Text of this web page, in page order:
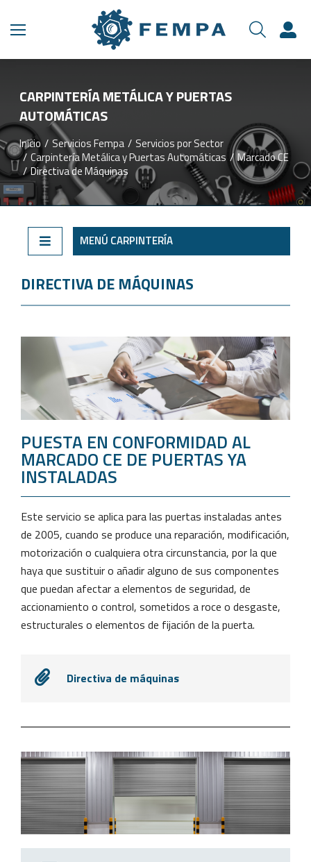
CARPINTERÍA METÁLICA Y PUERTAS
AUTOMÁTICAS
Estás aquí:
Inicio Servicios Fempa
Servicios por Sector
Carpintería Metálica y Puertas Automáticas
Marcado CE
Directiva de Máquinas
MENÚ CARPINTERÍA
DIRECTIVA DE MÁQUINAS
PUESTA EN CONFORMIDAD AL
MARCADO CE DE PUERTAS YA
INSTALADAS
Este servicio se aplica para las puertas instaladas antes
de 2005, cuando se produce una reparación, modificación,
motorización o cualquiera otra circunstancia, por la que
haya que sustituir o añadir alguno de sus componentes
que puedan afectar a elementos de seguridad, de
accionamiento o control, sometidos a roce o desgaste,
estructurales o elementos de fijación de la puerta.
Directiva de máquinas